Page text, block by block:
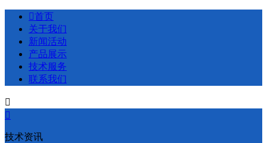
首页
关于我们
新闻活动
产品展示
技术服务
联系我们


技术资讯